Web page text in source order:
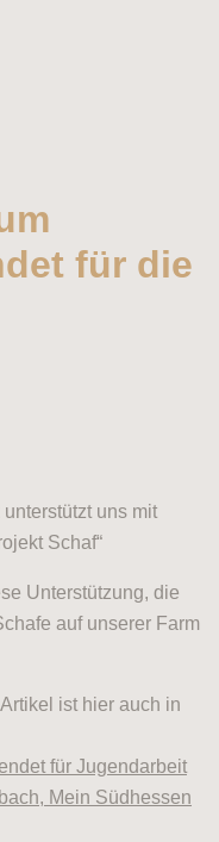
für die
uns mit
Schaf“
Unterstützung, die
auf unserer Farm
ist hier auch in
für Jugendarbeit
Mein Südhessen